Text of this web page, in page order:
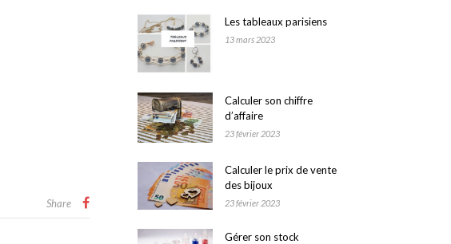
Share
Les tableaux parisiens
13 mars 2023
Calculer son chiffre
d’affaire
23 février 2023
Calculer le prix de vente
des bijoux
23 février 2023
Gérer son stock